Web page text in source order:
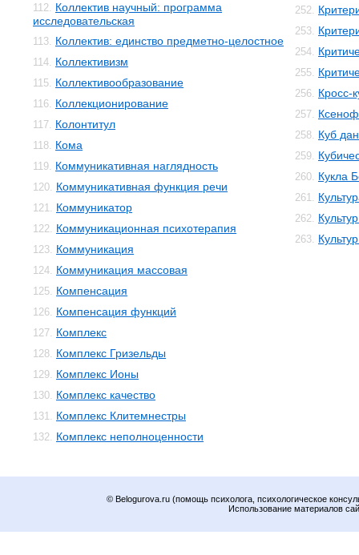
112. Коллектив научный: программа
исследовательская
113. Коллектив: единство предметно-целостное
114. Коллективизм
115. Коллективообразование
116. Коллекционирование
117. Колонтитул
118. Кома
119. Коммуникативная наглядность
120. Коммуникативная функция речи
121. Коммуникатор
122. Коммуникационная психотерапия
123. Коммуникация
124. Коммуникация массовая
125. Компенсация
126. Компенсация функций
127. Комплекс
128. Комплекс Гризельды
129. Комплекс Ионы
130. Комплекс качество
131. Комплекс Клитемнестры
132. Комплекс неполноценности
252.
253.
254.
255.
256. Кросс-
257.
258. Куб
259.
260. Кукла
261.
262.
263.
© Belogurova.ru (помощь психолога, психологическое
Использование материалов